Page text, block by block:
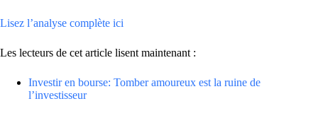
Lisez l’analyse complète ici
Les lecteurs de cet article lisent maintenant :
Investir en bourse: Tomber amoureux est la ruine de
l’investisseur